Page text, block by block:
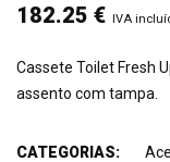
182.25 € IVA
Cassete Toilet Fresh
assento com tampa.
CATEGORIAS: